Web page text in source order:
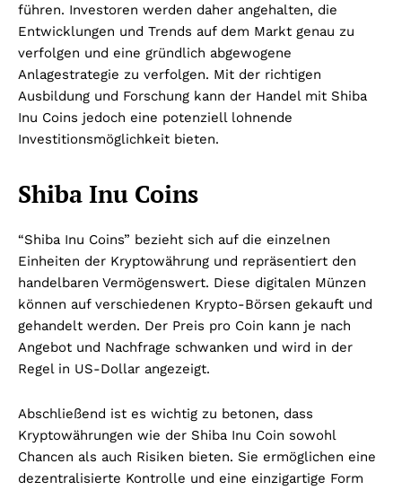
führen. Investoren werden daher angehalten, die
Entwicklungen und Trends auf dem Markt genau zu
verfolgen und eine gründlich abgewogene
Anlagestrategie zu verfolgen. Mit der richtigen
Ausbildung und Forschung kann der Handel mit Shiba
Inu Coins jedoch eine potenziell lohnende
Investitionsmöglichkeit bieten.
Shiba Inu Coins
“Shiba Inu Coins” bezieht sich auf die einzelnen
Einheiten der Kryptowährung und repräsentiert den
handelbaren Vermögenswert. Diese digitalen Münzen
können auf verschiedenen Krypto-Börsen gekauft und
gehandelt werden. Der Preis pro Coin kann je nach
Angebot und Nachfrage schwanken und wird in der
Regel in US-Dollar angezeigt.
Abschließend ist es wichtig zu betonen, dass
Kryptowährungen wie der Shiba Inu Coin sowohl
Chancen als auch Risiken bieten. Sie ermöglichen eine
dezentralisierte Kontrolle und eine einzigartige Form